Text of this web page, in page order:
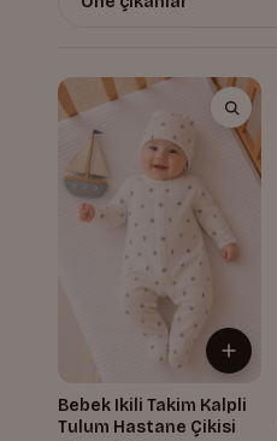
Bebek Ikili Takim Kalpli
Tulum Hastane Çikisi